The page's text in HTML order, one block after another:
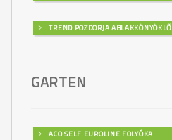
TREND POZDORJA ABLAKKÖNYÖKLŐ
GARTEN
ACO SELF EUROLINE FOLYÓKA